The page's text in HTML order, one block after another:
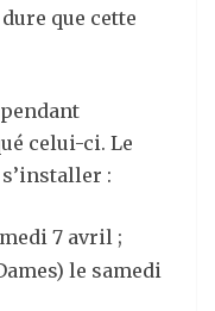
que cette
celui-ci. Le
:
7 avril ;
le samedi